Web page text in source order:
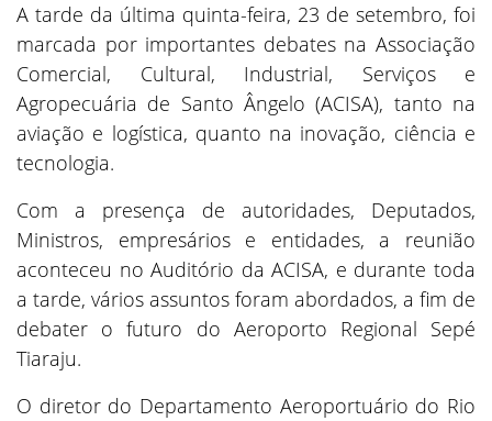
A tarde da última quinta-feira, 23 de setembro, foi
marcada por importantes debates na Associação
Comercial, Cultural, Industrial, Serviços e
Agropecuária de Santo Ângelo (ACISA), tanto na
aviação e logística, quanto na inovação, ciência e
tecnologia.
Com a presença de autoridades, Deputados,
Ministros, empresários e entidades, a reunião
aconteceu no Auditório da ACISA, e durante toda
a tarde, vários assuntos foram abordados, a fim de
debater o futuro do Aeroporto Regional Sepé
Tiaraju.
O diretor do Departamento Aeroportuário do Rio